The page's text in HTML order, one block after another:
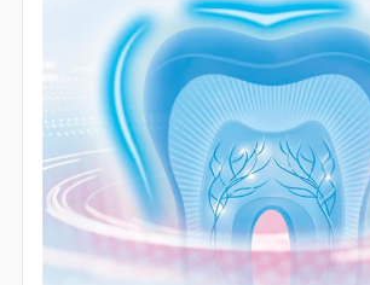
повреждения. Центральные щетинки
качественно очищают жевательные
Насадка также обеспечивает доступ в
труднодоступные места и стимулирует
улучшает их внешнее и внутреннее
Sensitive Clean EB60 идеально
ежедневного использования и
уход.